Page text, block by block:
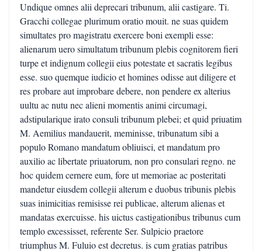
Undique omnes alii deprecari tribunum, alii castigare. Ti.
Gracchi collegae plurimum oratio mouit. ne suas quidem
simultates pro magistratu exercere boni exempli esse:
alienarum uero simultatum tribunum plebis cognitorem fieri
turpe et indignum collegii eius potestate et sacratis legibus
esse. suo quemque iudicio et homines odisse aut diligere et
res probare aut improbare debere, non pendere ex alterius
uultu ac nutu nec alieni momentis animi circumagi,
adstipularique irato consuli tribunum plebei; et quid priuatim
M. Aemilius mandauerit, meminisse, tribunatum sibi a
populo Romano mandatum obliuisci, et mandatum pro
auxilio ac libertate priuatorum, non pro consulari regno. ne
hoc quidem cernere eum, fore ut memoriae ac posteritati
mandetur eiusdem collegii alterum e duobus tribunis plebis
suas inimicitias remisisse rei publicae, alterum alienas et
mandatas exercuisse. his uictus castigationibus tribunus cum
templo excessisset, referente Ser. Sulpicio praetore
triumphus M. Fuluio est decretus. is cum gratias patribus